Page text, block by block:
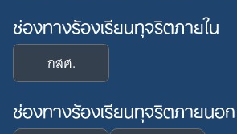
ช่องทางร้องเรียนทุจริตภายใน
กสศ.
ช่องทางร้องเรียนทุจริตภายนอก